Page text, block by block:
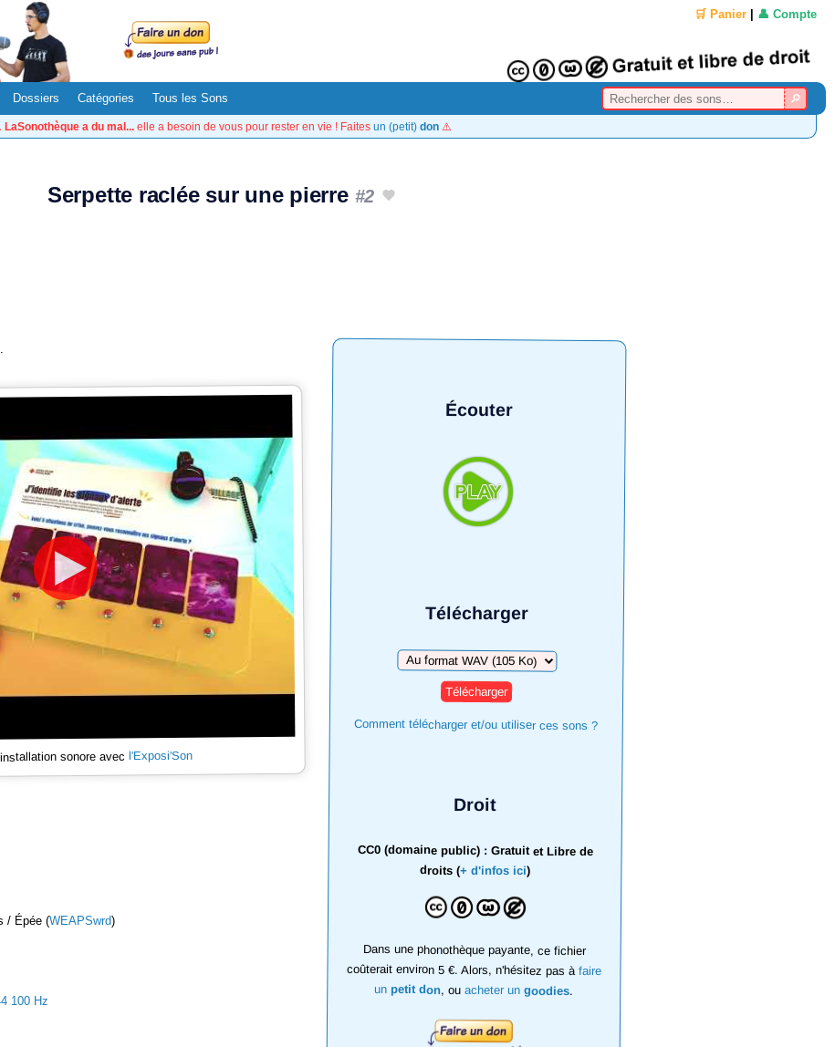
🛒 Panier 👤 Compte
Dossiers Catégories Tous les Sons
LaSonothèque a du mal... elle a besoin de vous pour rester en vie ! Faites un (petit) don ⚠️
Serpette raclée sur une pierre #2
Écouter
Télécharger
Télécharger
Comment télécharger et/ou utiliser ces sons ?
Droit
CC0 (domaine public) : Gratuit et Libre de
droits (+ d'infos ici)
Dans une phonothèque payante, ce fichier
coûterait environ 5 €. Alors, n'hésitez pas àfaire
un petit don, ouacheter ungoodies.
sonore avec l'Exposi'Son
/ Épée (WEAPSwrd)
100 Hz